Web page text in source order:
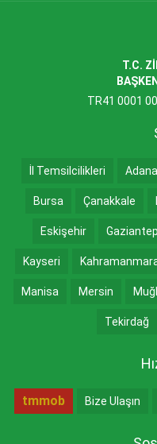
T.C.
TR41 0001
İl Temsilcilikleri Adana
Bursa Çanakkale
Eskişehir Gaziantep
Kayseri
Manisa Mersin
Tekirdağ
tmmob Bize Ulaşın